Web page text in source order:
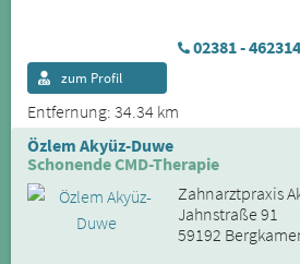
02381 - 462314
Entfernung: 34.34 km
zum Profil
Özlem Akyüz-Duwe
Schonende CMD-Therapie
Zahnarztpraxis
Jahnstraße 91
59192